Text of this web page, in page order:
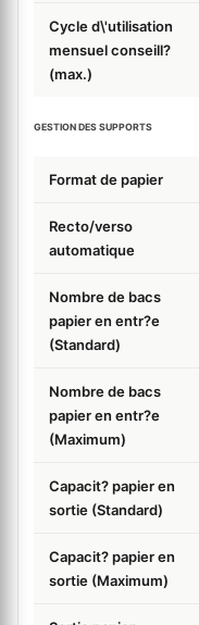
Cycle d\'utilisation
mensuel conseill?
(max.)
GESTION DES SUPPORTS
Format de papier
Recto/verso
automatique
Nombre de bacs
papier en entr?e
(Standard)
Nombre de bacs
papier en entr?e
(Maximum)
Capacit? papier en
sortie (Standard)
Capacit? papier en
sortie (Maximum)